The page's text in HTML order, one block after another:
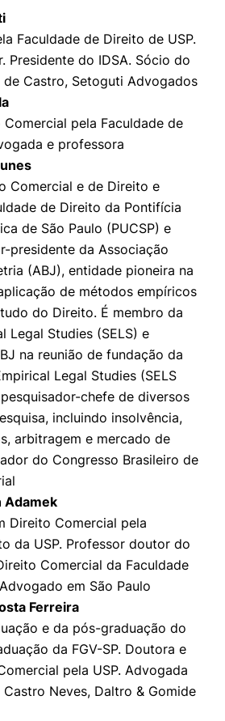
Faculdade de Direito de USP.
Presidente do IDSA. Sócio do
Castro, Setoguti Advogados
pela Faculdade de
e professora
Comercial e de Direito e
de Direito da Pontifícia
de São Paulo (PUCSP) e
presidente da Associação
(ABJ), entidade pioneira na
de métodos empíricos
do Direito. É membro da
Legal Studies (SELS) e
na reunião de fundação da
Legal Studies (SELS
chefe de diversos
incluindo insolvência,
arbitragem e mercado de
do Congresso Brasileiro de
Adamek
Direito Comercial pela
da USP. Professor doutor do
Comercial da Faculdade
em São Paulo
Ferreira
e da pós-graduação do
da FGV-SP. Doutora e
pela USP. Advogada
Neves, Daltro & Gomide
necessários
de usuário